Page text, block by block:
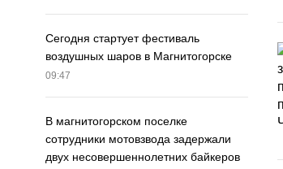
Сегодня стартует фестиваль
воздушных шаров в Магнитогорске
09:47
В магнитогорском поселке
сотрудники мотовзвода задержали
двух несовершеннолетних байкеров